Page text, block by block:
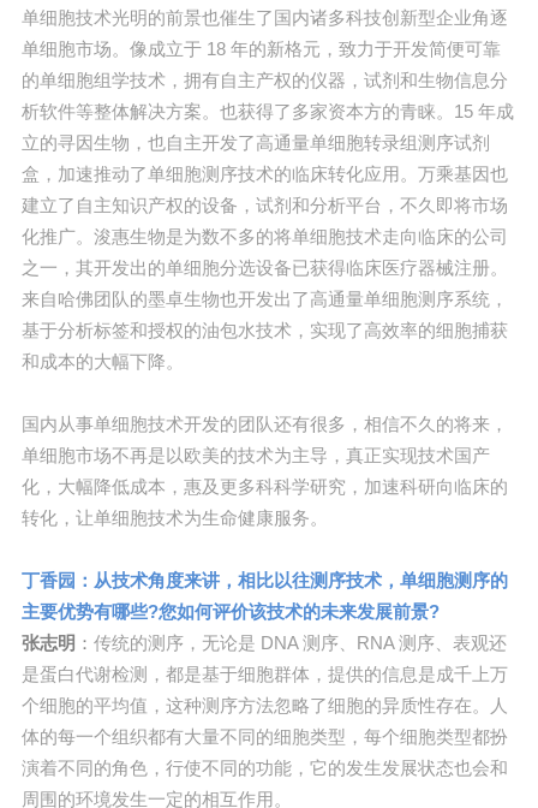
单细胞技术光明的前景也催生了国内诸多科技创新型企业角逐
单细胞市场。像成立于 18 年的新格元，致力于开发简便可靠
的单细胞组学技术，拥有自主产权的仪器，试剂和生物信息分
析软件等整体解决方案。也获得了多家资本方的青睐。15 年成
立的寻因生物，也自主开发了高通量单细胞转录组测序试剂
盒，加速推动了单细胞测序技术的临床转化应用。万乘基因也
建立了自主知识产权的设备，试剂和分析平台，不久即将市场
化推广。浚惠生物是为数不多的将单细胞技术走向临床的公司
之一，其开发出的单细胞分选设备已获得临床医疗器械注册。
来自哈佛团队的墨卓生物也开发出了高通量单细胞测序系统，
基于分析标签和授权的油包水技术，实现了高效率的细胞捕获
和成本的大幅下降。
国内从事单细胞技术开发的团队还有很多，相信不久的将来，
单细胞市场不再是以欧美的技术为主导，真正实现技术国产
化，大幅降低成本，惠及更多科科学研究，加速科研向临床的
转化，让单细胞技术为生命健康服务。
丁香园：从技术角度来讲，相比以往测序技术，单细胞测序的
主要优势有哪些?您如何评价该技术的未来发展前景?
张志明 ： 传统的测序，无论是 DNA 测序、RNA 测序、表观还
是蛋白代谢检测，都是基于细胞群体，提供的信息是成千上万
个细胞的平均值，这种测序方法忽略了细胞的异质性存在。人
体的每一个组织都有大量不同的细胞类型，每个细胞类型都扮
演着不同的角色，行使不同的功能，它的发生发展状态也会和
周围的环境发生一定的相互作用。